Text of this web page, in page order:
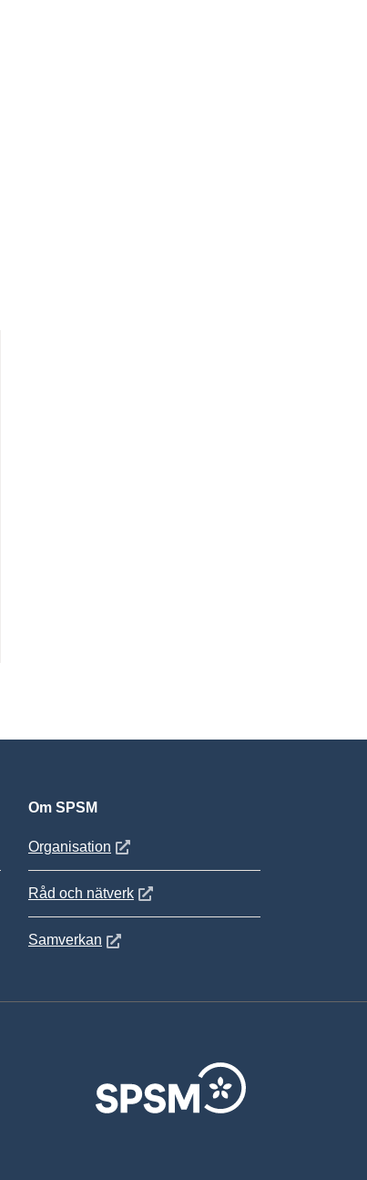
Om SPSM
Organisation Öppnas i nytt fönster
Råd och nätverkÖppnas i nytt fönster
Samverkan Öppnas i nytt fönster